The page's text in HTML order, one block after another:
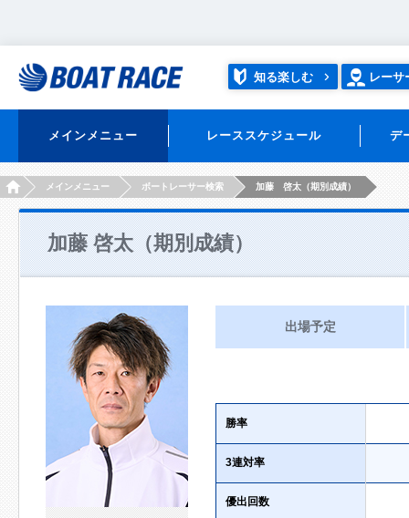
知る楽しむ レーサ
メインメニュー レーススケジュール デ
HOMEメインメニュー ボートレーサー検索 加藤 啓太（期別成績）
加藤 啓太（期別成績）
出場予定
勝率
3連対率
優出回数